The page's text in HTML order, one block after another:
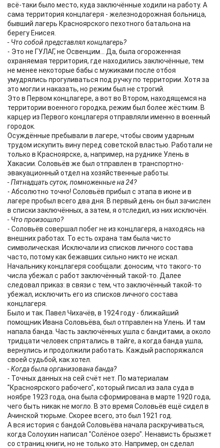
всё-таки было место, куда заключённые ходили на работу. А
сама территория концлагеря - железнодорожная больница,
бывший лагерь Красноярского пехотного батальона на
берегу Енисея.
- Что собой представлял концлагерь?
- Это не ГУЛАГ, не Освенцим... Да, была огороженная
охраняемая территория, где находились заключённые, тем
не менее некоторые бабы с мужиками после отбоя
умудрялись прогуливаться под ручку по территории. Хотя за
это могли и наказать, но режим был не строгий.
Это в Первом концлагере, а вот во Втором, находящемся на
территории военного городка, режим был более жёстким. В
карцер из Первого концлагеря отправляли именно в военный
городок.
Осуждённые пребывали в лагере, чтобы своим ударным
трудом искупить вину перед советской властью. Работали не
только в Красноярске, а, например, на руднике Улень в
Хакасии. Соловьёв же был отправлен в транспортно-
эвакуационный отдел на хозяйственные работы.
- Пятнадцать суток, помноженные на 24?
- Абсолютно точно! Соловьёв прибыл с этапа в июне и в
лагере пробыл всего два дня. В первый день он был зачислен
в списки заключённых, а затем, я отследил, из них исключён.
- Что произошло?
- Соловьёв совершал побег не из концлагеря, а находясь на
внешних работах. То есть охрана там была чисто
символическая. Исключали из списков личного состава
часто, потому как бежавших сильно никто не искал.
Начальнику концлагеря сообщали: доносим, что такого-то
числа убежал с работ заключённый такой-то. Далее
следовал приказ: в связи с тем, что заключённый такой-то
убежал, исключить его из списков личного состава
концлагеря.
Было и так. Павел Чихачёв, в 1924 году - ближайший
помощник Ивана Соловьёва, был отправлен на Улень. И там
напала банда. Часть заключённых ушла с бандитами, а около
тридцати человек спрятались в тайге, а когда банда ушла,
вернулись и продолжили работать. Каждый распоряжался
своей судьбой, как хотел.
- Когда была организована банда?
- Точных данных на сей счёт нет. По материалам
"Красноярского рабочего", который писал из зала суда в
ноябре 1923 года, она была сформирована в марте 1920 года,
чего быть никак не могло. В это время Соловьёв ещё сидел в
Ачинской тюрьме. Скорее всего, это был 1921 год.
А вся история с бандой Соловьёва начала раскручиваться,
когда Солоухин написал "Солёное озеро". Ненависть брызжет
со страниц книги, но не только это. Например, он сделал